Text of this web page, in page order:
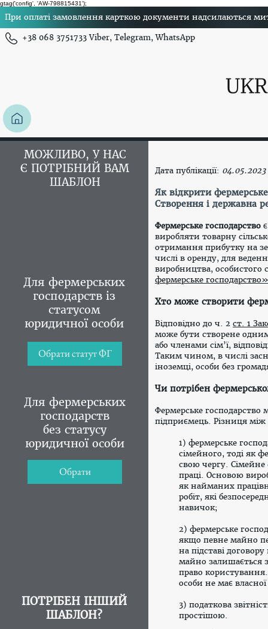
gtag('config', 'AW-798815431');
При оплаті замовлення карткою документи надсилаються
+38 068 3751733 Viber, Telegram, WhatsApp
МОЖЛИВО, У НАС
Є ПОТРІБНИЙ ВАМ
ШАБЛОН
Для фермерських
господарств із
статусом
юридичної особи
Обрати статут ФГ
Для фермерських
господарств
без статусу
юридичної особи
Обрати
ПОТРІБЕН ІНШИЙ
ШАБЛОН?
Дата публікації: 04.05.2023
Як відкрити фермерське
Створення і державна
Фермерське господарство
виробляти товарну
отримання прибутку на
числі в оренду, для
виробництва, особистого
фермерське господарство»
Хто може створити
Відповідно до ч. 2 ст. 1
може бути створене
або членами сім’ї,
Таким чином, в числі
іноземці, особи без
Чи потрібен
Фермерське господарство
підприємець. Різниця
1) фермерське
сімейного, тоді як
свою чергу.
праці. Основою
як найманих
робіт, які
навичок;
2) фермерське
якщо певне майно
на підставі
майно залишається
право
особи не має
3) податкова
простішою.